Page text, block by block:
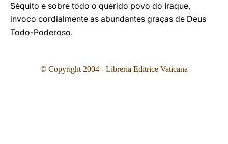
Séquito e sobre todo o querido povo do Iraque,
invoco cordialmente as abundantes graças de Deus
Todo-Poderoso.
© Copyright 2004 - Libreria Editrice Vaticana